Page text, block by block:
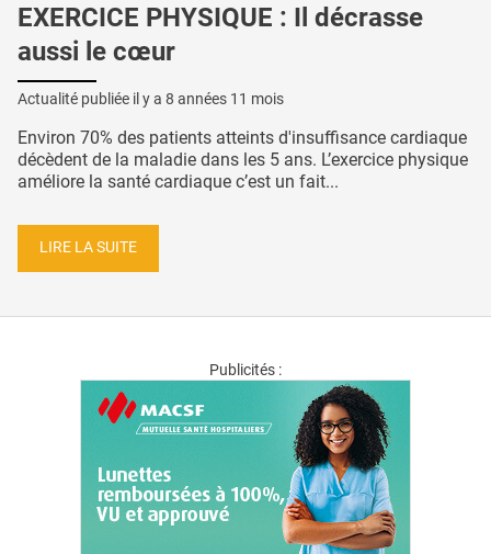
EXERCICE PHYSIQUE : Il décrasse
aussi le cœur
Actualité publiée il y a 8 années 11 mois
Environ 70% des patients atteints d'insuffisance cardiaque
décèdent de la maladie dans les 5 ans. L’exercice physique
améliore la santé cardiaque c’est un fait...
LIRE LA SUITE
Publicités :